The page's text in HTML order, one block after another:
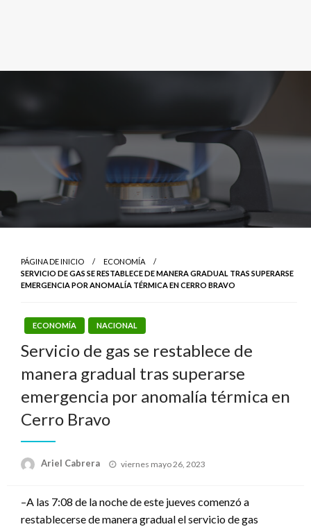
PÁGINA DE INICIO
ECONOMÍA
SERVICIO DE GAS SE RESTABLECE DE MANERA GRADUAL TRAS SUPERARSE
EMERGENCIA POR ANOMALÍA TÉRMICA EN CERRO BRAVO
ECONOMÍA NACIONAL
Servicio de gas se restablece de
manera gradual tras superarse
emergencia por anomalía térmica en
Cerro Bravo
Ariel Cabrera
Publicado
viernes mayo 26, 2023
–A las 7:08 de la noche de este jueves comenzó a
restablecerse de manera gradual el servicio de gas